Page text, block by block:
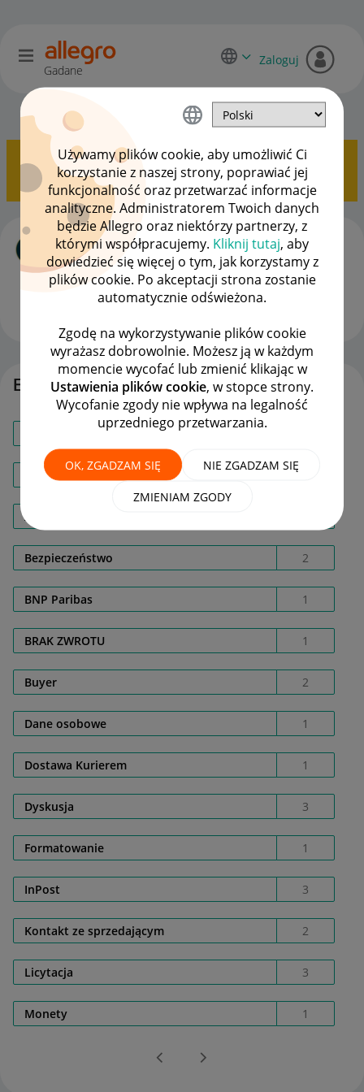
Używamy plików cookie, aby umożliwić Ci
korzystanie z naszej strony, poprawiać jej
funkcjonalność oraz przetwarzać informacje
analityczne. Administratorem Twoich danych
będzie Allegro oraz niektórzy partnerzy, z
którymi współpracujemy. Kliknij tutaj, aby
dowiedzieć się więcej o tym, jak korzystamy z
plików cookie. Po akceptacji strona zostanie
automatycznie odświeżona.
Zgodę na wykorzystywanie plików cookie
wyrażasz dobrowolnie. Możesz ją w każdym
momencie wycofać lub zmienić klikając w
Ustawienia plików cookie, w stopce strony.
Wycofanie zgody nie wpływa na legalność
uprzedniego przetwarzania.
OK, ZGADZAM SIĘ NIE ZGADZAM SIĘ
ZMIENIAM ZGODY
Gadane
Zaloguj
Kupujący o Allegro Lokalnie OPCJE
Pokazywanie tematów z etykietąoszustwo.Pokaż
wszystkie tematy
Ignorowanie oszustwa przez uszkodzoną
przesyłkę
autorPolskiZiemniak z‎31-08-2025 11:05
Ostatnio opublikowano w dniu‎05-09-202512:39
18ODPOWIEDZI 1617 WYŚWIETLEŃ
Etykiety
Allegro Lokalnie
Allegro Protect
Anuluj zakup
Bezpieczeństwo 2
BNP Paribas 1
BRAK ZWROTU 1
Buyer 2
Dane osobowe 1
Dostawa Kurierem 1
Dyskusja 3
Formatowanie 1
InPost 3
Kontakt ze sprzedającym 2
Licytacja 3
Monety 1